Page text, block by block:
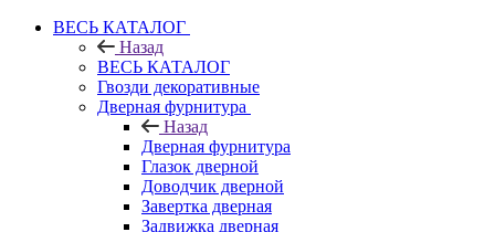
ВЕСЬ КАТАЛОГ
Назад
ВЕСЬ КАТАЛОГ
Гвозди декоративные
Дверная фурнитура
Назад
Дверная фурнитура
Глазок дверной
Доводчик дверной
Завертка дверная
Задвижка дверная